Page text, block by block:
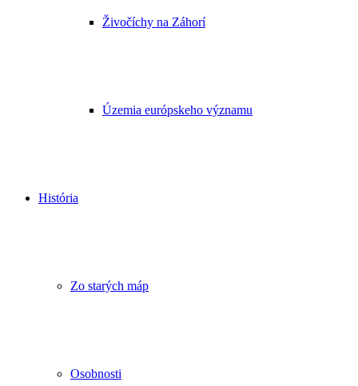
Živočíchy na Záhorí
Územia európskeho významu
História
Zo starých máp
Osobnosti